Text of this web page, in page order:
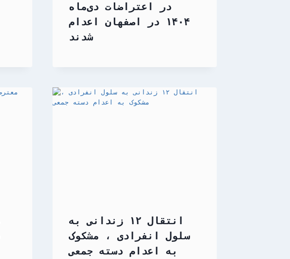
در اعتراضات دی‌ماه
۱۴۰۴ در اصفهان اعدام
شدند
انتقال ۱۲ زندانی به
سلول انفرادی ، مشکوک
به اعدام دسته جمعی